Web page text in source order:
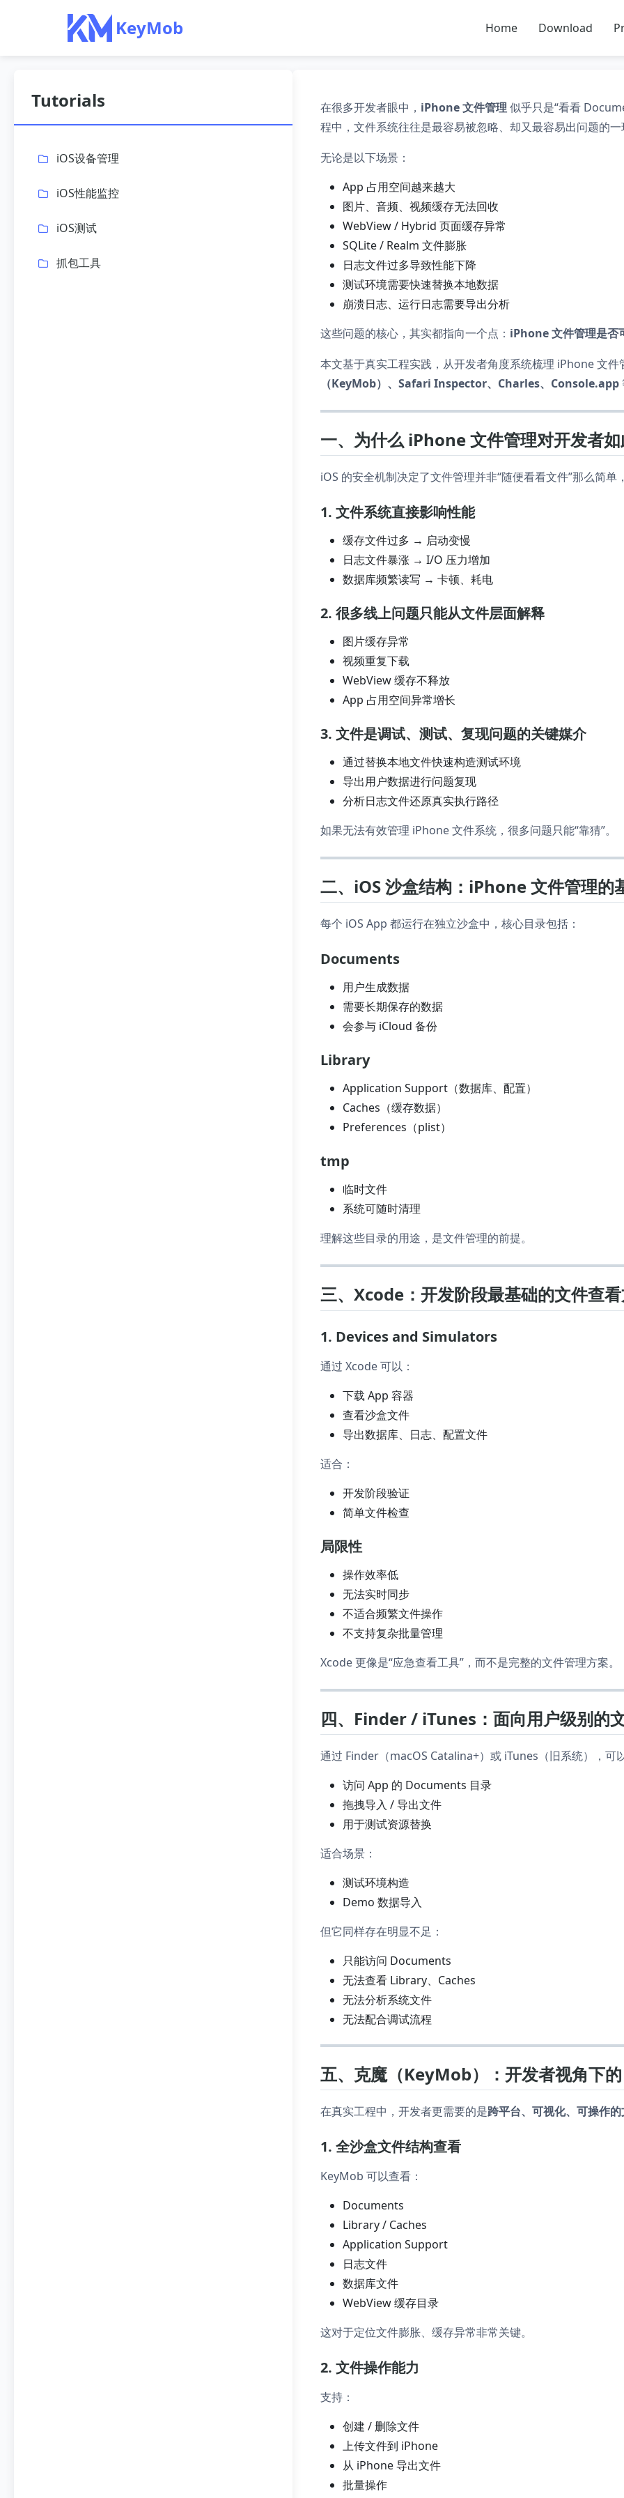
KeyMob Home Download
Tutorials
iOS设备管理
iOS性能监控
iOS测试
抓包工具
在很多开发者眼中， iPhone 文件管理 似乎只是“看看
程中，文件系统往往是最容易被忽略、却又最容易出问题的
无论是以下场景：
App 占用空间越来越大
图片、音频、视频缓存无法回收
WebView / Hybrid 页面缓存异常
SQLite / Realm 文件膨胀
日志文件过多导致性能下降
测试环境需要快速替换本地数据
崩溃日志、运行日志需要导出分析
这些问题的核心，其实都指向一个点： iPhone 文件管理是否
本文基于真实工程实践，从开发者角度系统梳理 iPhone 文
（KeyMob）、Safari Inspector、Charles、Console.app
一、为什么 iPhone 文件管理对开发者
iOS 的安全机制决定了文件管理并非“随便看看文件”那么简
1. 文件系统直接影响性能
缓存文件过多 → 启动变慢
日志文件暴涨 → I/O 压力增加
数据库频繁读写 → 卡顿、耗电
2. 很多线上问题只能从文件层面解释
图片缓存异常
视频重复下载
WebView 缓存不释放
App 占用空间异常增长
3. 文件是调试、测试、复现问题的关键媒介
通过替换本地文件快速构造测试环境
导出用户数据进行问题复现
分析日志文件还原真实执行路径
如果无法有效管理 iPhone 文件系统，很多问题只能“靠猜”。
二、iOS 沙盒结构：iPhone 文件管理的
每个 iOS App 都运行在独立沙盒中，核心目录包括：
Documents
用户生成数据
需要长期保存的数据
会参与 iCloud 备份
Library
Application Support（数据库、配置）
Caches（缓存数据）
Preferences（plist）
tmp
临时文件
系统可随时清理
理解这些目录的用途，是文件管理的前提。
三、Xcode：开发阶段最基础的文件查
1. Devices and Simulators
通过 Xcode 可以：
下载 App 容器
查看沙盒文件
导出数据库、日志、配置文件
适合：
开发阶段验证
简单文件检查
局限性
操作效率低
无法实时同步
不适合频繁文件操作
不支持复杂批量管理
Xcode 更像是“应急查看工具”，而不是完整的文件管理方案。
四、Finder / iTunes：面向用户级别的
通过 Finder（macOS Catalina+）或 iTunes（旧系统），可
访问 App 的 Documents 目录
拖拽导入 / 导出文件
用于测试资源替换
适合场景：
测试环境构造
Demo 数据导入
但它同样存在明显不足：
只能访问 Documents
无法查看 Library、Caches
无法分析系统文件
无法配合调试流程
五、克魔（KeyMob）：开发者视角下
在真实工程中，开发者更需要的是跨平台、可视化、可操作
1. 全沙盒文件结构查看
KeyMob 可以查看：
Documents
Library / Caches
Application Support
日志文件
数据库文件
WebView 缓存目录
这对于定位文件膨胀、缓存异常非常关键。
2. 文件操作能力
支持：
创建 / 删除文件
上传文件到 iPhone
从 iPhone 导出文件
批量操作